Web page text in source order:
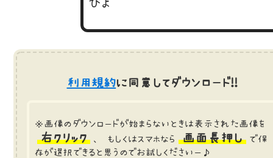
ぴよ
利用規約に同意してダウンロード!!
※画像のダウンロードが始まらないときは表示された画像を
右クリック 、 もしくはスマホなら 画面長押し
で保
存が選択できると思うのでお試しくださいー♪